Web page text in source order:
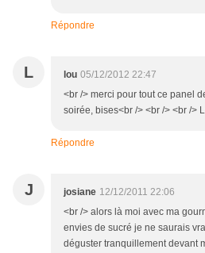
Répondre
L lou 05/12/2012 22:47
<br /> merci pour tout ce panel
soirée, bises<br /> <br /> <br />
Répondre
J josiane 12/12/2011 22:06
<br /> alors là moi avec ma
envies de sucré je ne saurais
déguster tranquillement devant